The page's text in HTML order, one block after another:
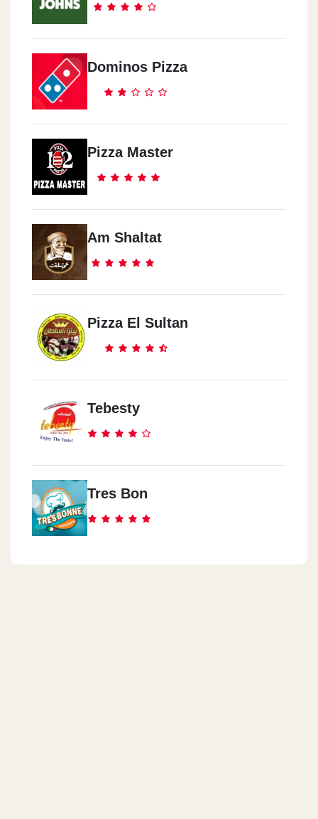
Al Haram
162 El Haram Street
Masr El Gdida
51 Abdel Hamid Badawy St. (opp. El Shams Sporting Club)
Maadi
121 Misr Helwan Agricultural Rd., Hadayek El Maad
Helwan
32 Borhan St. Intersection Of Haidar St. - Helwan
Semouha
Shoubra
209 Shoubra St., Next To Saint Teresa Station)
Faisal
12 Faisal St.
Masaken Sheraton
Sun City Mall, Autostrad Road
Dominos Pizza
Pizza Master
Am Shaltat
Pizza El Sultan
Tebesty
Tres Bon